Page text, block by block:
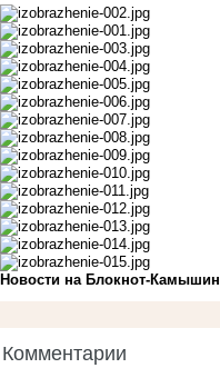
Новости на Блoкнoт-Камышин
Комментарии